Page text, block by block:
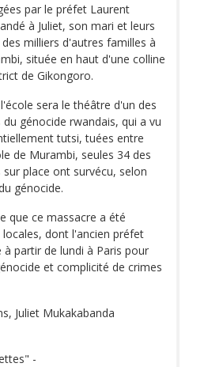
par le préfet Laurent
à Juliet, son mari et leurs
milliers d'autres familles à
située en haut d'une colline
de Gikongoro.
sera le théâtre d'un des
génocide rwandais, qui a vu
tutsi, tuées entre
de Murambi, seules 34 des
place ont survécu, selon
génocide.
que ce massacre a été
dont l'ancien préfet
partir de lundi à Paris pour
et complicité de crimes
Juliet Mukakabanda
-